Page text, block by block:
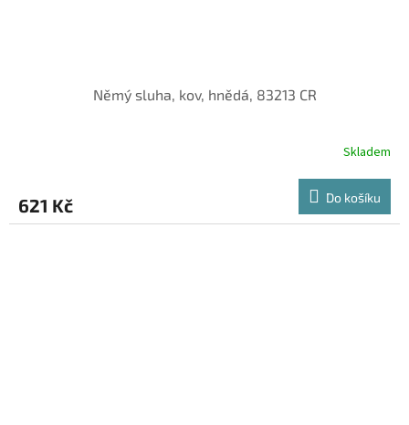
Němý sluha, kov, hnědá, 83213 CR
Skladem
621 Kč Do košíku